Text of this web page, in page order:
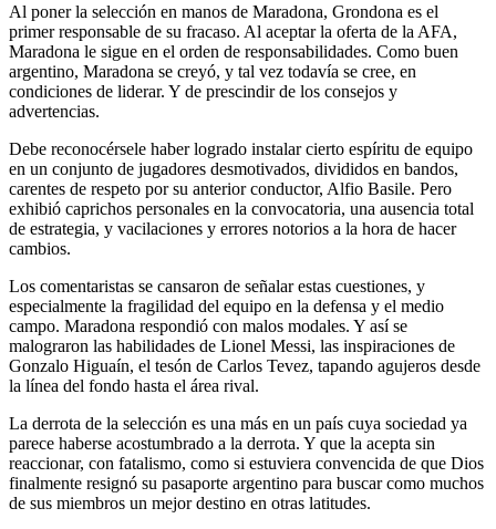
Al poner la selección en manos de Maradona, Grondona es el
primer responsable de su fracaso. Al aceptar la oferta de la AFA,
Maradona le sigue en el orden de responsabilidades. Como buen
argentino, Maradona se creyó, y tal vez todavía se cree, en
condiciones de liderar. Y de prescindir de los consejos y
advertencias.
Debe reconocérsele haber logrado instalar cierto espíritu de equipo
en un conjunto de jugadores desmotivados, divididos en bandos,
carentes de respeto por su anterior conductor, Alfio Basile. Pero
exhibió caprichos personales en la convocatoria, una ausencia total
de estrategia, y vacilaciones y errores notorios a la hora de hacer
cambios.
Los comentaristas se cansaron de señalar estas cuestiones, y
especialmente la fragilidad del equipo en la defensa y el medio
campo. Maradona respondió con malos modales. Y así se
malograron las habilidades de Lionel Messi, las inspiraciones de
Gonzalo Higuaín, el tesón de Carlos Tevez, tapando agujeros desde
la línea del fondo hasta el área rival.
La derrota de la selección es una más en un país cuya sociedad ya
parece haberse acostumbrado a la derrota. Y que la acepta sin
reaccionar, con fatalismo, como si estuviera convencida de que Dios
finalmente resignó su pasaporte argentino para buscar como muchos
de sus miembros un mejor destino en otras latitudes.